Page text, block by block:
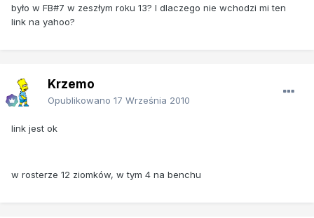
było w FB#7 w zeszłym roku 13? I dlaczego nie wchodzi mi ten
link na yahoo?
Krzemo
Opublikowano 17 Września 2010
link jest ok
w rosterze 12 ziomków, w tym 4 na benchu